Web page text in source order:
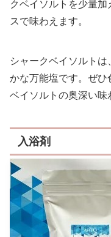
クベイソルトを少量
スで味わえます。
シャークベイソルト
かな万能塩です。ぜひ
ベイソルトの奥深い味
入浴剤